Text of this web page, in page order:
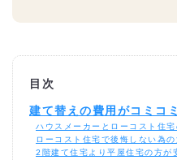
目次
建て替えの費用がコミコ
ハウスメーカーとローコスト住宅
ローコスト住宅で後悔しない為の
2階建て住宅より平屋住宅の方が